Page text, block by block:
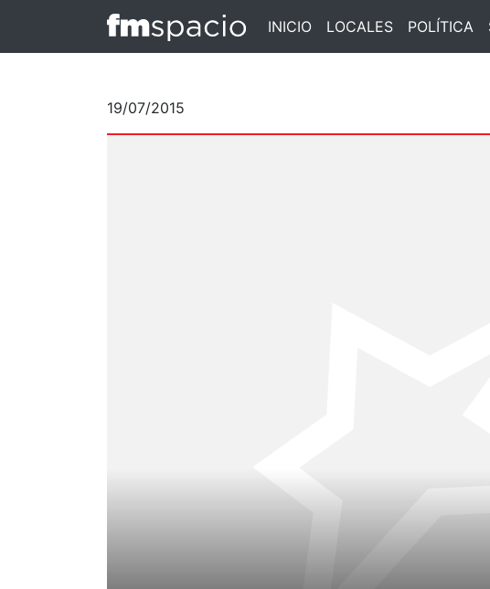
INICIO LOCALES POLÍTICA
19/07/2015